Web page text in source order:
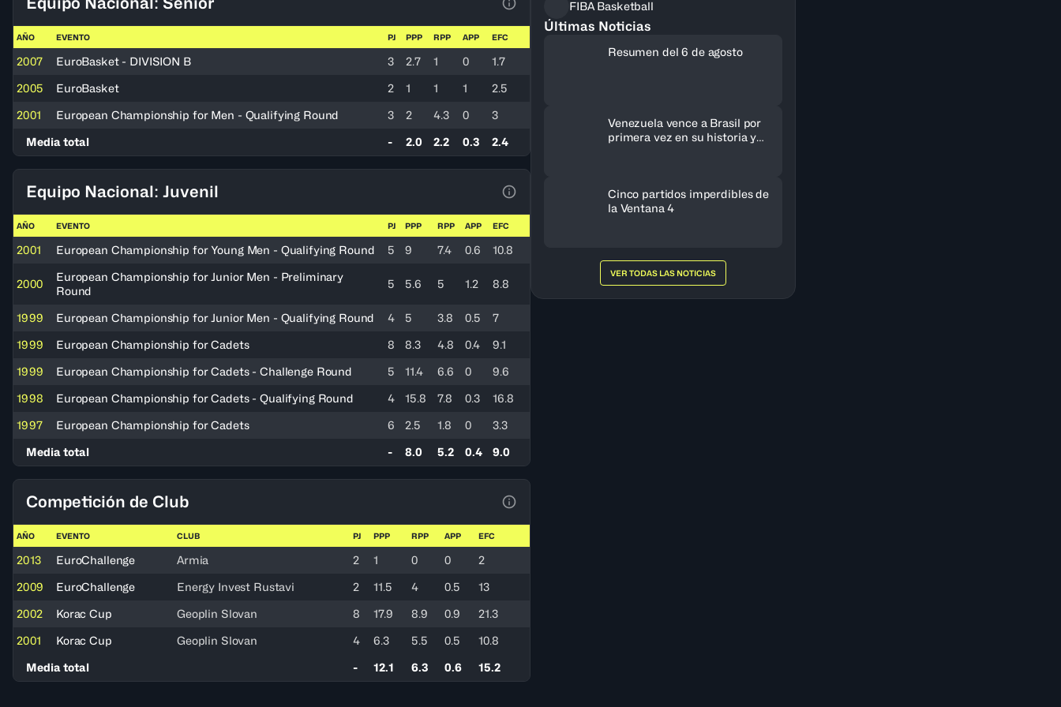
Ver la leyenda
AÑO EVENTO PJ PPP RPP APP EFC
2007 EuroBasket - DIVISION B 3 2.7 1 0
1.7
2005
EuroBasket 2 1 1 1
2.5
2001
European Championship for Men - Qualifying Round 3 2 4.3 0
3
Media total
- 2.0 2.2 0.3 2.4
Equipo Nacional: Juvenil
AÑO EVENTO PJ PPP RPP APP EFC
2001 European Championship for Young Men - Qualifying Round 5 9 7.4 0.6 10.8
2000
European Championship for Junior Men - Preliminary
Round
5 5.6 5 1.2 8.8
1999 European Championship for Junior Men - Qualifying Round 4 5 3.8 0.5
7
1999
European Championship for Cadets 8 8.3 4.8 0.4
9.1
1999
European Championship for Cadets - Challenge Round 5 11.4 6.6 0
9.6
1998
European Championship for Cadets - Qualifying Round 4 15.8 7.8 0.3
16.8
1997
European Championship for Cadets 6 2.5 1.8 0
3.3
Media total
- 8.0 5.2 0.4 9.0
Competición de Club
AÑO EVENTO CLUB PJ PPP RPP APP EFC
2013 EuroChallenge Armia 2 1 0 0
2
2009
EuroChallenge Energy Invest Rustavi 2 11.5 4 0.5
13
2002
Korac Cup Geoplin Slovan 8 17.9 8.9 0.9
21.3
2001
Korac Cup Geoplin Slovan 4 6.3 5.5 0.5
10.8
Media total
- 12.1 6.3 0.6 15.2
FIBA Basketball
Últimas Noticias
Resumen del 6 de agosto
Venezuela vence a Brasil por
primera vez en su historia y
Cinco partidos imperdibles de
la Ventana 4
VER TODAS LAS NOTICIAS